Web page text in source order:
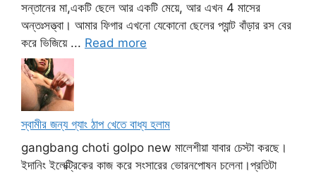
সন্তানের মা,একটি ছেলে আর একটি মেয়ে, আর এখন 4 মাসের
অন্তঃসত্ত্বা। আমার ফিগার এখনো যেকোনো ছেলের প্যান্ট বাঁড়ার রস বের
করে ভিজিয়ে ... Read more
স্বামীর জন্য গ্যাং ঠাপ খেতে বাধ্য হলাম
gangbang choti golpo new মালেশীয়া যাবার চেস্টা করছে।
ইদানিং ইলেক্ট্রিকের কাজ করে সংসারের ভোরনপোষন চলেনা।প্রতিটা